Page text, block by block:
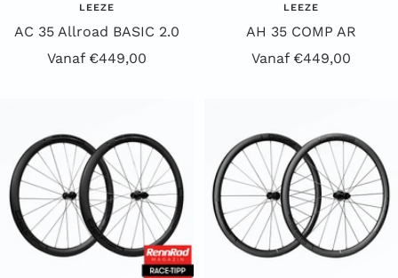
LEEZE
AC 35 Allroad BASIC 2.0
Aanbiedingsprijs
Vanaf €449,00
LEEZE
AH 35 COMP AR
Aanbiedingsprijs
Vanaf €449,00